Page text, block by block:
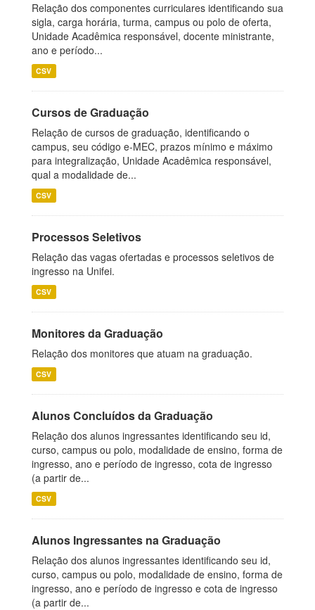
Relação dos componentes curriculares identificando sua
sigla, carga horária, turma, campus ou polo de oferta,
Unidade Acadêmica responsável, docente ministrante,
ano e período...
CSV
Cursos de Graduação
Relação de cursos de graduação, identificando o
campus, seu código e-MEC, prazos mínimo e máximo
para integralização, Unidade Acadêmica responsável,
qual a modalidade de...
CSV
Processos Seletivos
Relação das vagas ofertadas e processos seletivos de
ingresso na Unifei.
CSV
Monitores da Graduação
Relação dos monitores que atuam na graduação.
CSV
Alunos Concluídos da Graduação
Relação dos alunos ingressantes identificando seu id,
curso, campus ou polo, modalidade de ensino, forma de
ingresso, ano e período de ingresso, cota de ingresso
(a partir de...
CSV
Alunos Ingressantes na Graduação
Relação dos alunos ingressantes identificando seu id,
curso, campus ou polo, modalidade de ensino, forma de
ingresso, ano e período de ingresso e cota de ingresso
(a partir de...